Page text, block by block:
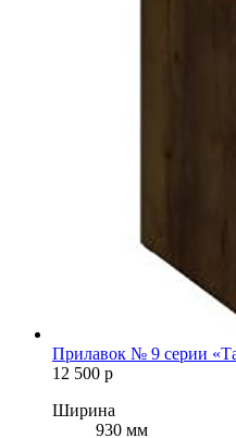
Прилавок № 9 серии
12 500 р
Ширина
930 мм